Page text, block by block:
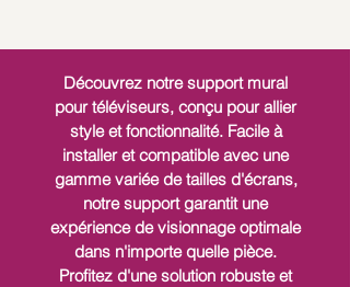
Découvrez notre support mural
pour téléviseurs, conçu pour allier
style et fonctionnalité. Facile à
installer et compatible avec une
gamme variée de tailles d'écrans,
notre support garantit une
expérience de visionnage optimale
dans n'importe quelle pièce.
Profitez d'une solution robuste et